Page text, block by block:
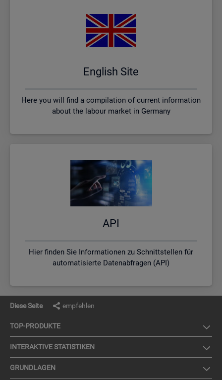
English Site
Here you will find a compilation of current information
about the labour market in Germany
API
Hier finden Sie Informationen zu Schnittstellen für
automatisierte Datenabfragen (API)
Diese Seite empfehlen
TOP-PRO­DUK­TE
IN­TER­AK­TI­VE STA­TIS­TI­KEN
GRUND­LA­GEN